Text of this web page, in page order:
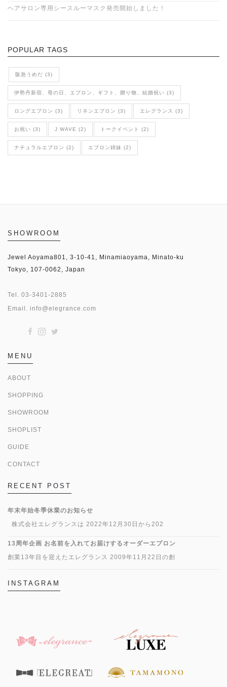
ヘアサロン専用シースルーマスク発売開始しました！
POPULAR TAGS
阪急うめだ (3)
伊勢丹新宿、母の日、エプロン、ギフト、贈り物、結婚祝い (3)
ロングエプロン (3) リネンエプロン (3) エレグランス (3)
お祝い (3) J WAVE (2) トークイベント (2)
ナチュラルエプロン (2) エプロン姉妹 (2)
SHOWROOM
Jewel Aoyama801, 3-10-41, Minamiaoyama, Minato-ku
Tokyo, 107-0062, Japan
Tel. 03-3401-2885
Email. info@elegrance.com
MENU
ABOUT
SHOPPING
SHOWROOM
SHOPLIST
GUIDE
CONTACT
RECENT POST
年末年始冬季休業のお知らせ
株式会社エレグランスは 2022年12月30日から202
13周年企画 お名前を入れてお届けするオーダーエプロン
創業13年目を迎えたエレグランス 2009年11月22日の創
INSTAGRAM